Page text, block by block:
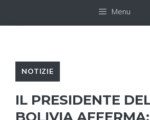
Menu
NOTIZIE
IL PRESIDENTE